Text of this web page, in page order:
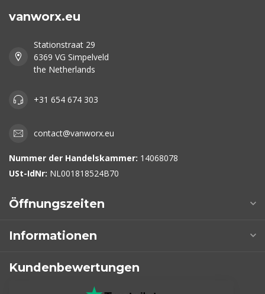
vanworx.eu
Stationstraat 29
6369 VG Simpelveld
the Netherlands
+31 654 674 303
contact@vanworx.eu
Nummer der Handelskammer: 14068078
USt-IdNr: NL001818524B70
Öffnungszeiten
Informationen
Kundenbewertungen